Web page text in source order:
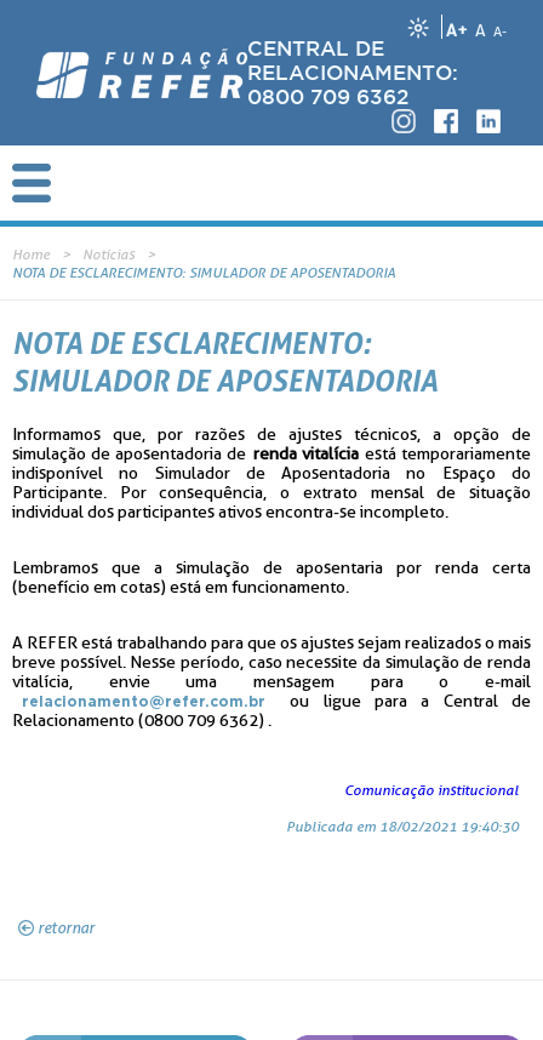
A+ A A-
CENTRAL DE
RELACIONAMENTO:
0800 709 6362
Home
Notícias
NOTA DE ESCLARECIMENTO: SIMULADOR DE APOSENTADORIA
NOTA DE ESCLARECIMENTO:
SIMULADOR DE APOSENTADORIA
Informamos que, por razões de ajustes técnicos, a opção de
simulação de aposentadoria de renda vitalíciaestá temporariamente
indisponível no Simulador de Aposentadoria no Espaço do
Participante. Por consequência, o extrato mensal de situação
individual dos participantes ativos encontra-se incompleto.
Lembramos que a simulação de aposentaria por renda certa
(benefício em cotas) está em funcionamento.
A REFER está trabalhando para que os ajustes sejam realizados o mais
breve possível. Nesse período, caso necessite da simulação de renda
vitalícia, envie uma mensagem para o e-mail
relacionamento@refer.com.br
ou ligue para a Central de
Relacionamento (0800 709 6362) .
Comunicação institucional
Publicada em 18/02/2021 19:40:30
retornar